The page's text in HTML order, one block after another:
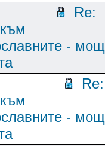
Re:
-
Re:
-